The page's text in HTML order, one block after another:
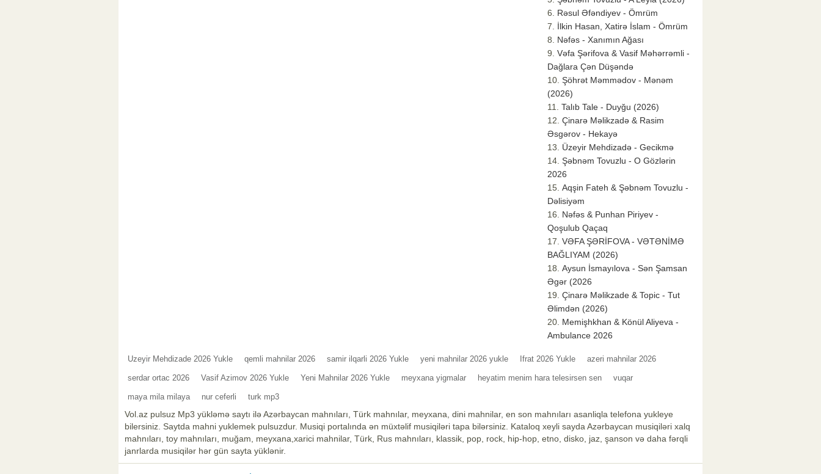
Rəsul Əfəndiyev - Ömrüm
İlkin Hasan, Xatirə İslam - Ömrüm
Nəfəs - Xanımın Ağası
Vəfa Şərifova & Vasif Məhərrəmli -
Dağlara Çən Düşəndə
Şöhrət Məmmədov - Mənəm
(2026)
Talıb Tale - Duyğu (2026)
Çinarə Məlikzadə & Rasim
Əsgərov - Hekayə
Üzeyir Mehdizadə - Gecikmə
Şəbnəm Tovuzlu - O Gözlərin
2026
Aqşin Fateh & Şəbnəm Tovuzlu -
Dəlisiyəm
Nəfəs & Punhan Piriyev -
Qoşulub Qaçaq
VƏFA ŞƏRİFOVA - VƏTƏNİMƏ
BAĞLIYAM (2026)
Aysun İsmayılova - Sən Şamsan
Əgər (2026
Çinarə Məlikzade & Topic - Tut
Əlimdən (2026)
Memişhkhan & Könül Aliyeva -
Ambulance 2026
Uzeyir Mehdizade 2026 Yukle qemli mahnilar 2026 samir ilqarli 2026 Yukle yeni mahnilar 2026 yukle Ifrat 2026 Yukle azeri mahnilar 2026
serdar ortac 2026 Vasif Azimov 2026 Yukle Yeni Mahnilar 2026 Yukle meyxana yigmalar heyatim menim hara telesirsen sen vuqar
maya mila milaya nur ceferli turk mp3
Vol.az pulsuz Mp3 yükləmə saytı ilə Azərbaycan mahnıları, Türk mahnılar, meyxana, dini mahnilar, en son mahnıları asanliqla telefona yukleye
bilersiniz. Saytda mahni yuklemek pulsuzdur. Musiqi portalında ən müxtəlif musiqiləri tapa bilərsiniz. Kataloq xeyli sayda Azərbaycan musiqiləri xalq
mahnıları, toy mahnıları, muğam, meyxana,xarici mahnilar, Türk, Rus mahnıları, klassik, pop, rock, hip-hop, etno, disko, jaz, şanson və daha fərqli
janrlarda musiqilər hər gün sayta yüklənir.